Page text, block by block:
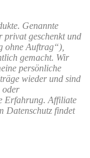
Genannte
privat geschenkt und
ohne Auftrag“),
gemacht. Wir
persönliche
wieder und sind
oder
Erfahrung. Affiliate
Datenschutz findet